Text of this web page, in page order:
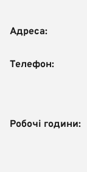
Адреса:
Телефон:
Робочі години: